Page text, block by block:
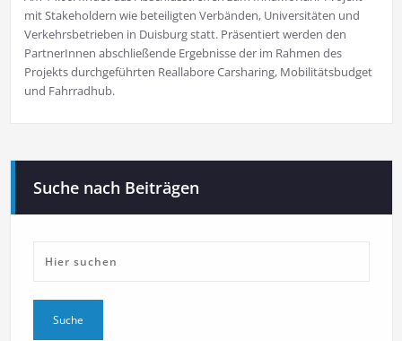
mit Stakeholdern wie beteiligten Verbänden, Universitäten und
Verkehrsbetrieben in Duisburg statt. Präsentiert werden den
PartnerInnen abschließende Ergebnisse der im Rahmen des
Projekts durchgeführten Reallabore Carsharing, Mobilitätsbudget
und Fahrradhub.
Suche nach Beiträgen